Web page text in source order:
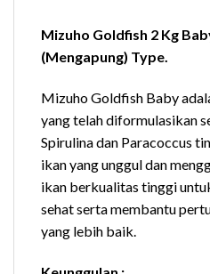
Mizuho Goldfish 2 Kg
(Mengapung) Type.
Mizuho Goldfish Baby
yang telah diformulasikan
Spirulina dan Paracoccus
ikan yang unggul dan
ikan berkualitas tinggi
sehat serta membantu
yang lebih baik.